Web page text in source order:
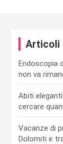
Articoli
Endoscopia
non va
Abiti
cercare
Vacanze di
Dolomiti e